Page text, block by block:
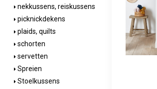
nekkussens, reiskussens
picknickdekens
plaids, quilts
schorten
servetten
Spreien
Stoelkussens